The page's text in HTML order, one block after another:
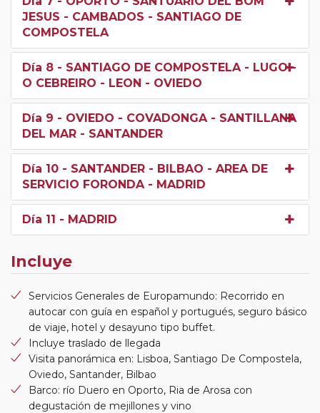
JESUS - CAMBADOS - SANTIAGO DE
COMPOSTELA
Día 8 - SANTIAGO DE COMPOSTELA - LUGO -
O CEBREIRO - LEON - OVIEDO
Día 9 - OVIEDO - COVADONGA - SANTILLANA
DEL MAR - SANTANDER
Día 10 - SANTANDER - BILBAO - AREA DE
SERVICIO FORONDA - MADRID
Día 11 - MADRID
Incluye
Servicios Generales de Europamundo: Recorrido en
autocar con guía en español y portugués, seguro básico
de viaje, hotel y desayuno tipo buffet.
Incluye traslado de llegada
Visita panorámica en: Lisboa, Santiago De Compostela,
Oviedo, Santander, Bilbao
Barco: río Duero en Oporto, Ria de Arosa con
degustación de mejillones y vino